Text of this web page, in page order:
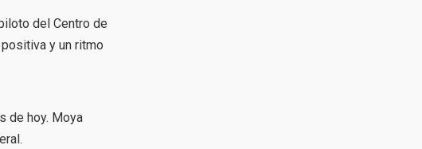
del Centro de
y un ritmo
de hoy. Moya